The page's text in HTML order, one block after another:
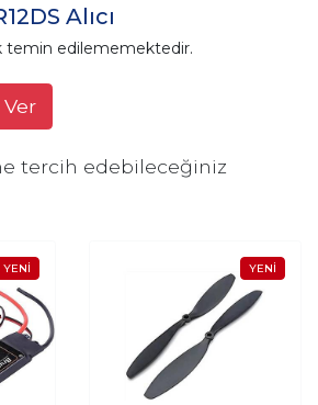
Alıcı
temin edilememektedir.
tercih edebileceğiniz